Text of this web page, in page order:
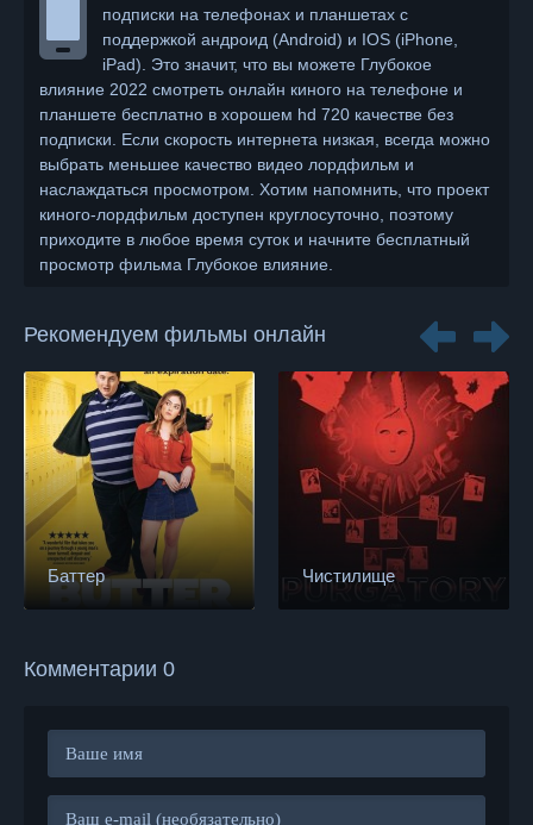
подписки на телефонах и планшетах с
поддержкой андроид (Android) и IOS (iPhone,
iPad). Это значит, что вы можете Глубокое
влияние 2022 смотреть онлайн киного на телефоне и
планшете бесплатно в хорошем hd 720 качестве без
подписки. Если скорость интернета низкая, всегда можно
выбрать меньшее качество видео лордфильм и
наслаждаться просмотром. Хотим напомнить, что проект
киного-лордфильм доступен круглосуточно, поэтому
приходите в любое время суток и начните бесплатный
просмотр фильма Глубокое влияние.
Рекомендуем фильмы онлайн
Баттер Чистилище
Комментарии 0